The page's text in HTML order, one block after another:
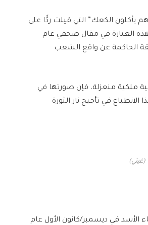
يأكلون الكعك” التي قيلت ردًّا على
العبارة في مقال صحفي عام
الحاكمة عن واقع الشعب
ملكية منعزلة، فإن صورتها في
في تأجيج نار الثورة
الأسد في ديسمبر/كانون الأول عام